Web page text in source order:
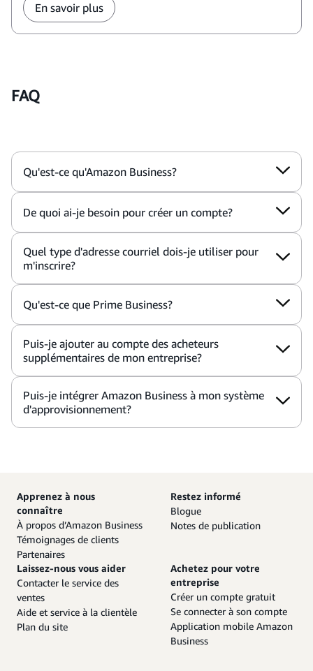
En savoir plus
FAQ
Qu'est-ce qu'Amazon Business?
De quoi ai-je besoin pour créer un compte?
Quel type d'adresse courriel dois-je utiliser pour
m'inscrire?
Qu'est-ce que Prime Business?
Puis-je ajouter au compte des acheteurs
supplémentaires de mon entreprise?
Puis-je intégrer Amazon Business à mon système
d'approvisionnement?
Apprenez à nous
connaître
À propos d’Amazon Business
Témoignages de clients
Partenaires
Restez informé
Blogue
Notes de publication
Laissez-nous vous aider
Contacter le service des
ventes
Aide et service à la clientèle
Plan du site
Achetez pour votre
entreprise
Créer un compte gratuit
Se connecter à son compte
Application mobile Amazon
Business